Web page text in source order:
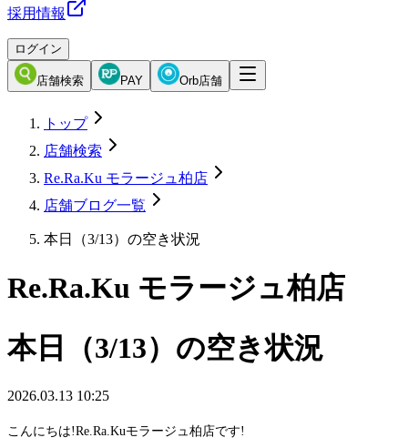
採用情報
ログイン
店舗検索 PAY Orb店舗
トップ
店舗検索
Re.Ra.Ku モラージュ柏店
店舗ブログ一覧
本日（3/13）の空き状況
Re.Ra.Ku モラージュ柏店
本日（3/13）の空き状況
2026.03.13 10:25
こんにちは!Re.Ra.Kuモラージュ柏店です!